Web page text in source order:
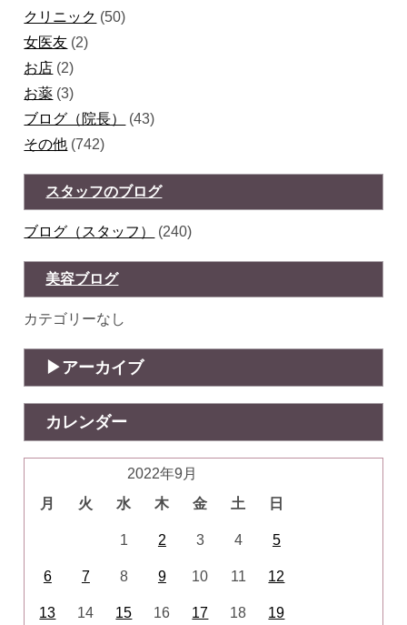
クリニック (50)
女医友 (2)
お店 (2)
お薬 (3)
ブログ（院長）
(43)
その他 (742)
スタッフのブログ
ブログ（スタッフ） (240)
美容ブログ
カテゴリーなし
アーカイブ
カレンダー
2022年9月
月
火 水 木 金 土 日
1 2 3 4 5
6 7 8 9 10 11 12
13 14 15 16 17 18 19